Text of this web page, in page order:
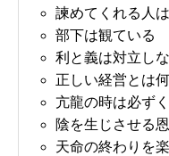
諫めてくれる人
部下は観ている
利と義は対立し
正しい経営とは
亢龍の時は必ず
陰を生じさせる
天命の終わりを